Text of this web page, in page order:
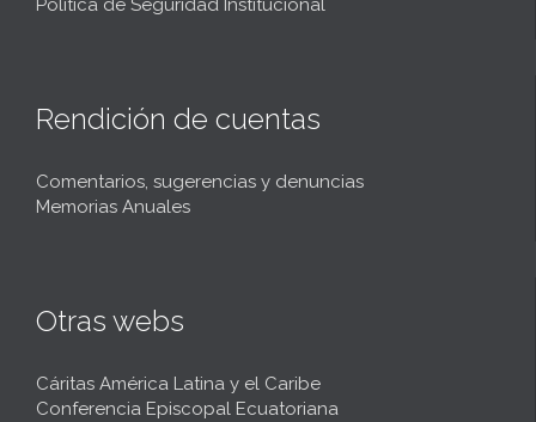
Política de Seguridad Institucional
Rendición de cuentas
Comentarios, sugerencias y denuncias
Memorias Anuales
Otras webs
Cáritas América Latina y el Caribe
Conferencia Episcopal Ecuatoriana